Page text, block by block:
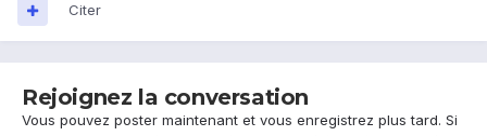
Citer
Rejoignez la conversation
Vous pouvez poster maintenant et vous enregistrez plus tard. Si